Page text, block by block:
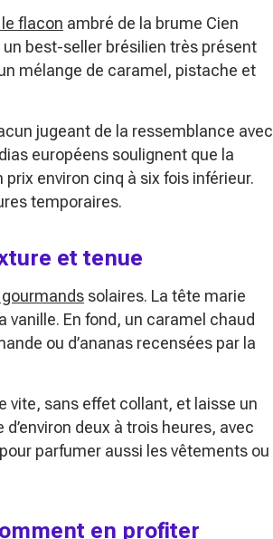
flacon ambré de la brume Cien
best-seller brésilien très présent
mélange de caramel, pistache et
jugeant de la ressemblance avec
européens soulignent que la
environ cinq à six fois inférieur.
temporaires.
et tenue
solaires. La tête marie
En fond, un caramel chaud
ou d’ananas recensées par la
vite, sans effet collant, et laisse un
deux à trois heures, avec
parfumer aussi les vêtements ou
en profiter